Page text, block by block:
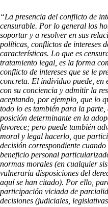
“La presencia del conflicto de
censurable. Por lo general los
soportar y a resolver en sus
políticas, conflictos de intereses
características. Lo que es
tratamiento legal, es la forma
conflicto de intereses que se le
concreta. El individuo puede, en
con su conciencia y admitir la
aceptando, por ejemplo, que lo
todo lo es también para la parte,
posición determinante en la
favorece; pero puede también
moral y legal hacerlo, que
decisión correspondiente
beneficio personal
normas morales (en cualquier
vulneraría disposiciones del
aquí se han citado). Por ello,
participación viciada de
decisiones (judiciales,